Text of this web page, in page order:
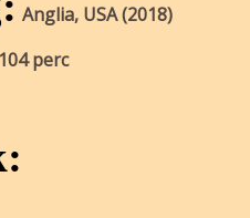
Anglia, USA (2018)
104 perc